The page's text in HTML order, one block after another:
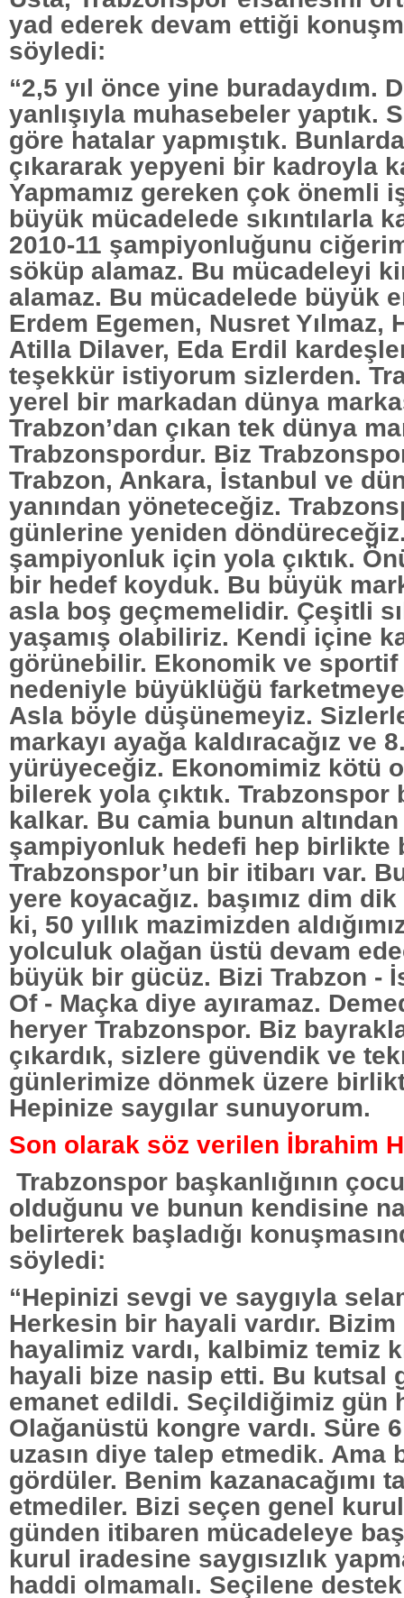
yad ederek devam ettiği
söyledi:
“2,5 yıl önce yine buradaydım.
yanlışıyla muhasebeler yaptık.
göre hatalar yapmıştık.
çıkararak yepyeni bir kadroyla
Yapmamız gereken çok önemli
büyük mücadelede sıkıntılarla
2010-11 şampiyonluğunu
söküp alamaz. Bu mücadeleyi
alamaz. Bu mücadelede büyük
Erdem Egemen, Nusret Yılmaz,
Atilla Dilaver, Eda Erdil
teşekkür istiyorum sizlerden.
yerel bir markadan dünya
Trabzon’dan çıkan tek dünya
Trabzonspordur. Biz
Trabzon, Ankara, İstanbul ve
yanından yöneteceğiz.
günlerine yeniden
şampiyonluk için yola çıktık.
bir hedef koyduk. Bu büyük
asla boş geçmemelidir. Çeşitli
yaşamış olabiliriz. Kendi içine
görünebilir. Ekonomik ve sportif
nedeniyle büyüklüğü
Asla böyle düşünemeyiz.
markayı ayağa kaldıracağız ve
yürüyeceğiz. Ekonomimiz kötü
bilerek yola çıktık. Trabzonspor
kalkar. Bu camia bunun
şampiyonluk hedefi hep birlikte
Trabzonspor’un bir itibarı var.
yere koyacağız. başımız dim dik
ki, 50 yıllık mazimizden
yolculuk olağan üstü devam
büyük bir gücüz. Bizi Trabzon -
Of - Maçka diye ayıramaz.
heryer Trabzonspor. Biz
çıkardık, sizlere güvendik ve
günlerimize dönmek üzere
Hepinize saygılar sunuyorum.
Son olarak söz verilen İbrahim
Trabzonspor başkanlığının
olduğunu ve bunun kendisine
belirterek başladığı
söyledi:
“Hepinizi sevgi ve saygıyla
Herkesin bir hayali vardır.
hayalimiz vardı, kalbimiz temiz
hayali bize nasip etti. Bu kutsal
emanet edildi. Seçildiğimiz gün
Olağanüstü kongre vardı. Süre
uzasın diye talep etmedik. Ama
gördüler. Benim kazanacağımı
etmediler. Bizi seçen genel
günden itibaren mücadeleye
kurul iradesine saygısızlık
haddi olmamalı. Seçilene